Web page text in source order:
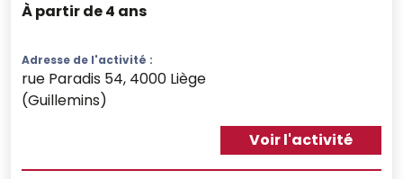
À partir de 4 ans
Adresse de l'activité :
rue Paradis 54, 4000 Liège
(Guillemins)
Voir l'activité